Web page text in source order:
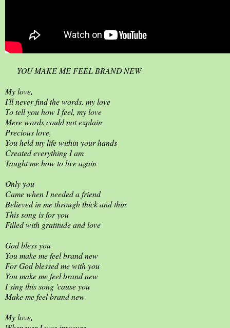
YOU MAKE ME FEEL BRAND NEW
My love,
I'll never find the words, my love
To tell you how I feel, my love
Mere words could not explain
Precious love,
You held my life within your hands
Created everything I am
Taught me how to live again
Only you
Came when I needed a friend
Believed in me through thick and thin
This song is for you
Filled with gratitude and love
God bless you
You make me feel brand new
For God blessed me with you
You make me feel brand new
I sing this song 'cause you
Make me feel brand new
My love,